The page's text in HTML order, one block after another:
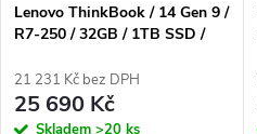
Lenovo ThinkBook / 14 Gen 9 /
R7-250 / 32GB / 1TB SSD /
Win11 Home / šedá
21 231 Kč bez DPH
25 690 Kč
Skladem >20 ks